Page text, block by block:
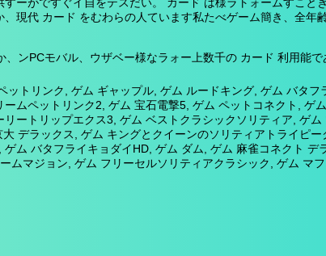
ーがですぐイ自をテスだい。 カード は様ラトォームすこ
現代 カード をむわらの人ています私たべゲーム簡き、全年
ンPCモバル、ウザベー様なラォー上数千の カード 利用能
トリンク, ゲム ギャップル, ゲム ルードキング, ゲム バタ
ムペットリンク2, ゲム 宝石電撃5, ゲム ペットコネクト,
ートリップエクス3, ゲム ベストクラシックソリティア, ゲ
デラックス, ゲム キングとクイーンのソリティアトライピ
ム バタフライキョダイHD, ゲム ダム, ゲム 麻雀コネクト
ムマジョン, ゲム フリーセルソリティアクラシック, ゲム マ